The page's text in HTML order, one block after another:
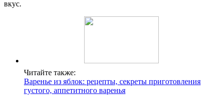
вкус.
Читайте также:
Варенье из яблок: рецепты, секреты приготовления
густого, аппетитного варенья